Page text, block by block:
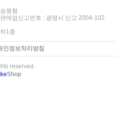
원형
매업신고번호 : 광명시 신고 2004-102
1층
인정보처리방침
reserved.
Shop